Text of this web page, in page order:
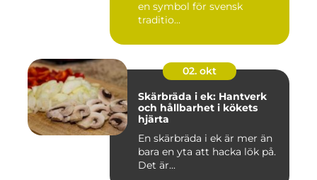
en symbol för svensk
traditio...
02. okt
Skärbräda i ek: Hantverk
och hållbarhet i kökets
hjärta
En skärbräda i ek är mer än
bara en yta att hacka lök på.
Det är...